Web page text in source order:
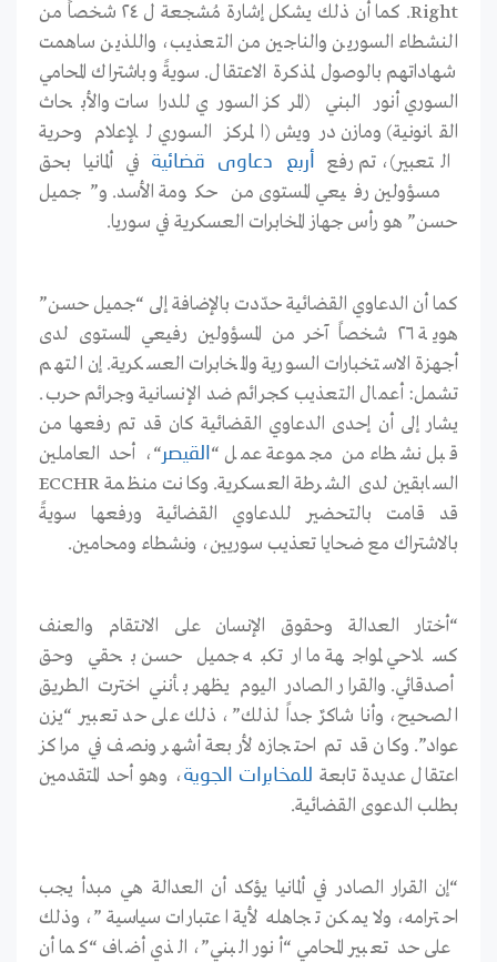
Right. كما أن ذلك يشكل إشارة مُشجعة ل ٢٤ شخصاً من
النشطاء السورين والناجين من التعذيب، واللذين ساهمت
شهاداتهم بالوصول لمذكرة الاعتقال. سويةً وباشتراك المحامي
السوري أنور البني (المركز السوري للدراسات والأبحاث
القانونية) ومازن درويش (المركز السوري للإعلام وحرية
التعبير)، تم رفع
أربع دعاوى قضائية
في ألمانيا بحق
مسؤولين رفيعي المستوى من حكومة الأسد. و”جميل
حسن” هو رأس جهاز المخابرات العسكرية في سوريا.
كما أن الدعاوي القضائية حدّدت بالإضافة إلى “جميل حسن”
هوية ٢٦ شخصاً آخر من المسؤولين رفيعي المستوى لدى
أجهزة الاستخبارات السورية والمخابرات العسكرية. إن التهم
تشمل: أعمال التعذيب كجرائم ضد الإنسانية وجرائم حرب.
يشار إلى أن إحدى الدعاوي القضائية كان قد تم رفعها من
قبل نشطاء من مجموعة عمل “ القيصر“، أحد العاملين
السابقين لدى الشرطة العسكرية. وكانت منظمة ECCHR
قد قامت بالتحضير للدعاوي القضائية ورفعها سويةً
بالاشتراك مع ضحايا تعذيب سوريين، ونشطاء ومحامين.
“أختار العدالة وحقوق الإنسان على الانتقام والعنف
كسلاحي لمواجهة ما ارتكبه جميل حسن بحقي وحق
أصدقائي. والقرار الصادر اليوم يظهر بأنني اخترت الطريق
الصحيح، وأنا شاكرٌ جداً لذلك”، ذلك على حد تعبير “يزن
عواد”. وكان قد تم احتجازه لأربعة أشهر ونصف في مراكز
اعتقال عديدة تابعة للمخابرات الجوية ، وهو أحد المتقدمين
بطلب الدعوى القضائية.
“إن القرار الصادر في ألمانيا يؤكد أن العدالة هي مبدأ يجب
احترامه، ولا يمكن تجاهله لأية اعتبارات سياسية”، وذلك
على حد تعبير المحامي “أنور البني”، الذي أضاف “كما أن